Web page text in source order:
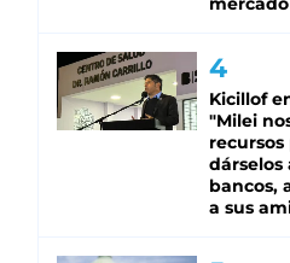
Kicillof
"Milei
recursos
dárselos
bancos,
a sus